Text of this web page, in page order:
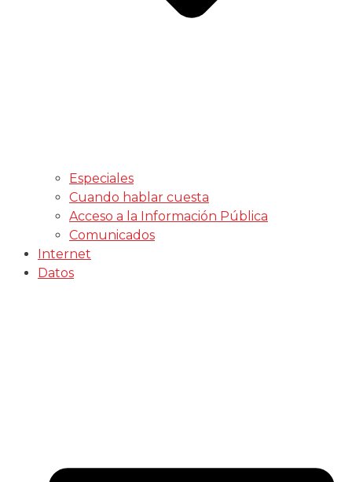
Especiales
Cuando hablar cuesta
Acceso a la Información Pública
Comunicados
Internet
Datos